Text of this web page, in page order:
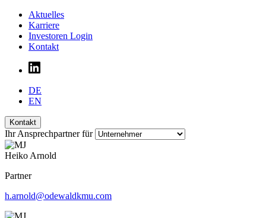
Aktuelles
Karriere
Investoren Login
Kontakt
DE
EN
Kontakt
Ihr Ansprechpartner für
Heiko Arnold
Partner
h.arnold@odewaldkmu.com